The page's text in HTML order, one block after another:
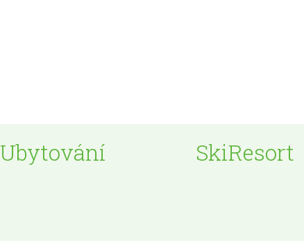
Ubytování SkiResort